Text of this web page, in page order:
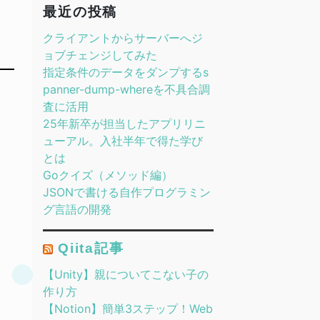
最近の投稿
クライアントからサーバーへジ
ョブチェンジしてみた
指定条件のデータをダンプするs
panner-dump-whereを不具合調
査に活用
25年新卒が担当したアプリリニ
ューアル。入社半年で得た学び
とは
Goクイズ（メソッド編）
JSONで書ける自作プログラミン
グ言語の開発
Qiita記事
【Unity】親についてこない子の
作り方
【Notion】簡単3ステップ！Web